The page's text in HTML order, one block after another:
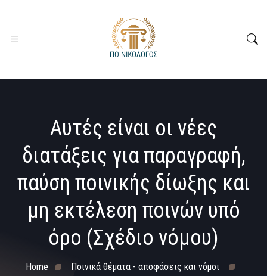
Αυτές είναι οι νέες
διατάξεις για παραγραφή,
παύση ποινικής δίωξης και
μη εκτέλεση ποινών υπό
όρο (Σχέδιο νόμου)
Home
Ποινικά θέματα - αποφάσεις και νόμοι